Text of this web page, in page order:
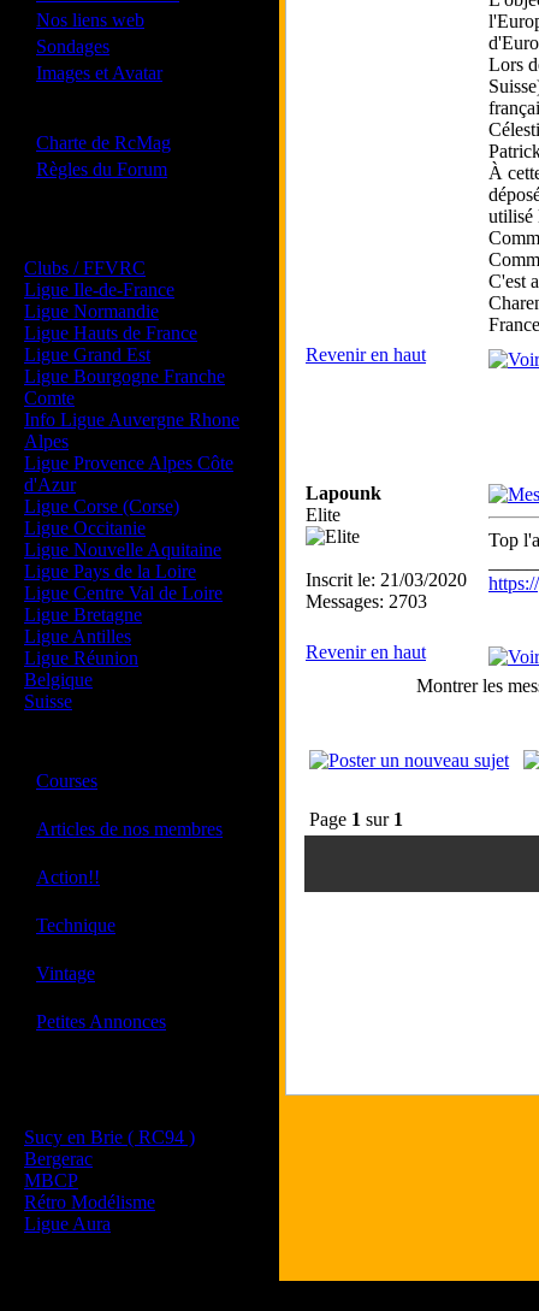
Nos liens web
Sondages
Images et Avatar
Charte de RcMag
Règles du Forum
Clubs / FFVRC
Ligue Ile-de-France
Ligue Normandie
Ligue Hauts de France
Ligue Grand Est
Ligue Bourgogne Franche
Comte
Info Ligue Auvergne Rhone
Alpes
Ligue Provence Alpes Côte
d'Azur
Ligue Corse (Corse)
Ligue Occitanie
Ligue Nouvelle Aquitaine
Ligue Pays de la Loire
Ligue Centre Val de Loire
Ligue Bretagne
Ligue Antilles
Ligue Réunion
Belgique
Suisse
Courses
Articles de nos membres
Action!!
Technique
Vintage
Petites Annonces
Sucy en Brie ( RC94 )
Bergerac
MBCP
Rétro Modélisme
Ligue Aura
Lors
À
utilisé
C'est
Revenir en haut
Lapounk
Elite
Inscrit le: 21/03/2020
Messages: 2703
Top
Revenir en haut
Montrer les
Page 1 sur 1